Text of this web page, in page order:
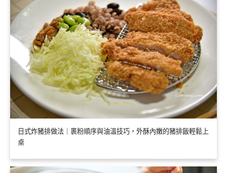
日式炸豬排做法｜裹粉順序與油溫技巧，外酥內嫩的豬排飯輕鬆上
桌